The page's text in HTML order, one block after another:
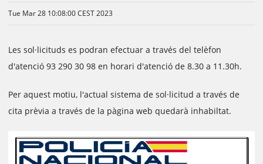
Tue Mar 28 10:08:00 CEST 2023
Les sol·licituds es podran efectuar a través del telèfon
d'atenció 93 290 30 98 en horari d'atenció de 8.30 a 11.30h.
Per aquest motiu, l'actual sistema de sol·licitud a través de
cita prèvia a través de la pàgina web quedarà inhabiltat.